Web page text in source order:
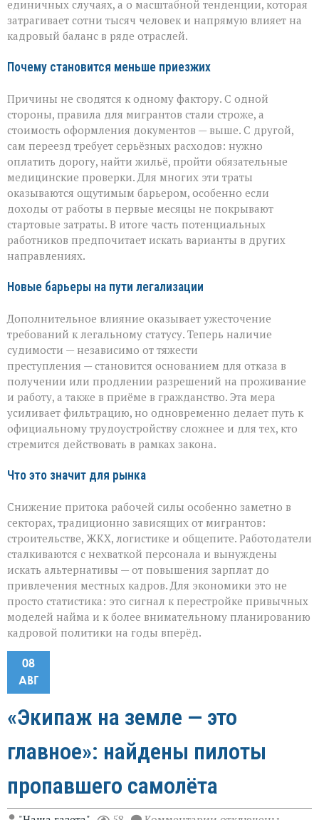
единичных случаях, а о масштабной тенденции, которая
затрагивает сотни тысяч человек и напрямую влияет на
кадровый баланс в ряде отраслей.
Почему становится меньше приезжих
Причины не сводятся к одному фактору. С одной
стороны, правила для мигрантов стали строже, а
стоимость оформления документов — выше. С другой,
сам переезд требует серьёзных расходов: нужно
оплатить дорогу, найти жильё, пройти обязательные
медицинские проверки. Для многих эти траты
оказываются ощутимым барьером, особенно если
доходы от работы в первые месяцы не покрывают
стартовые затраты. В итоге часть потенциальных
работников предпочитает искать варианты в других
направлениях.
Новые барьеры на пути легализации
Дополнительное влияние оказывает ужесточение
требований к легальному статусу. Теперь наличие
судимости — независимо от тяжести
преступления — становится основанием для отказа в
получении или продлении разрешений на проживание
и работу, а также в приёме в гражданство. Эта мера
усиливает фильтрацию, но одновременно делает путь к
официальному трудоустройству сложнее и для тех, кто
стремится действовать в рамках закона.
Что это значит для рынка
Снижение притока рабочей силы особенно заметно в
секторах, традиционно зависящих от мигрантов:
строительстве, ЖКХ, логистике и общепите. Работодатели
сталкиваются с нехваткой персонала и вынуждены
искать альтернативы — от повышения зарплат до
привлечения местных кадров. Для экономики это не
просто статистика: это сигнал к перестройке привычных
моделей найма и к более внимательному планированию
кадровой политики на годы вперёд.
08
АВГ
«Экипаж на земле — это
главное»: найдены пилоты
пропавшего самолёта